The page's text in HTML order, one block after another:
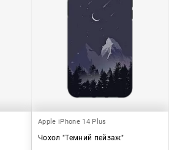
Apple iPhone 14 Plus
Чохол "Темний пейзаж"